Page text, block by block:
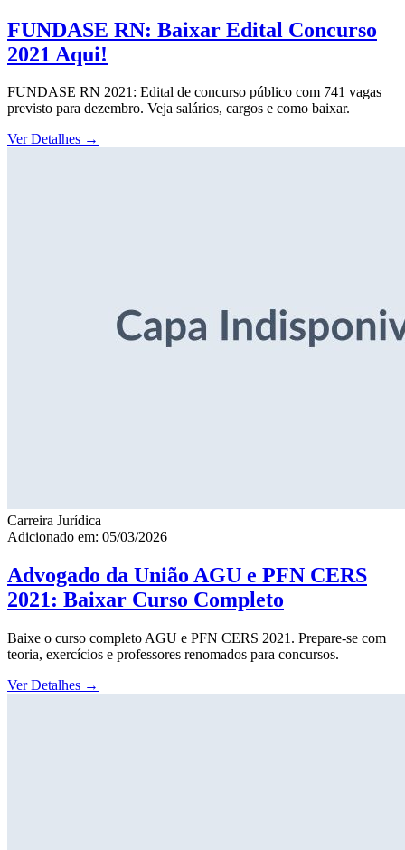
FUNDASE RN: Baixar Edital Concurso
2021 Aqui!
FUNDASE RN 2021: Edital de concurso público com 741 vagas
previsto para dezembro. Veja salários, cargos e como baixar.
Ver Detalhes →
Carreira Jurídica
Adicionado em: 05/03/2026
Advogado da União AGU e PFN CERS
2021: Baixar Curso Completo
Baixe o curso completo AGU e PFN CERS 2021. Prepare-se com
teoria, exercícios e professores renomados para concursos.
Ver Detalhes →